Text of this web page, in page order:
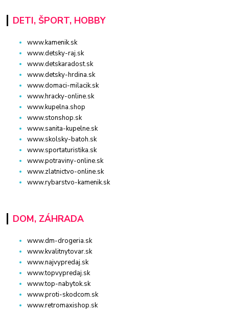
DETI, ŠPORT, HOBBY
www.kamenik.sk
www.detsky-raj.sk
www.detskaradost.sk
www.detsky-hrdina.sk
www.domaci-milacik.sk
www.hracky-online.sk
www.kupelna.shop
www.stonshop.sk
www.sanita-kupelne.sk
www.skolsky-batoh.sk
www.sportaturistika.sk
www.potraviny-online.sk
www.zlatnictvo-online.sk
www.rybarstvo-kamenik.sk
DOM, ZÁHRADA
www.dm-drogeria.sk
www.kvalitnytovar.sk
www.najvypredaj.sk
www.topvypredaj.sk
www.top-nabytok.sk
www.proti-skodcom.sk
www.retromaxishop.sk